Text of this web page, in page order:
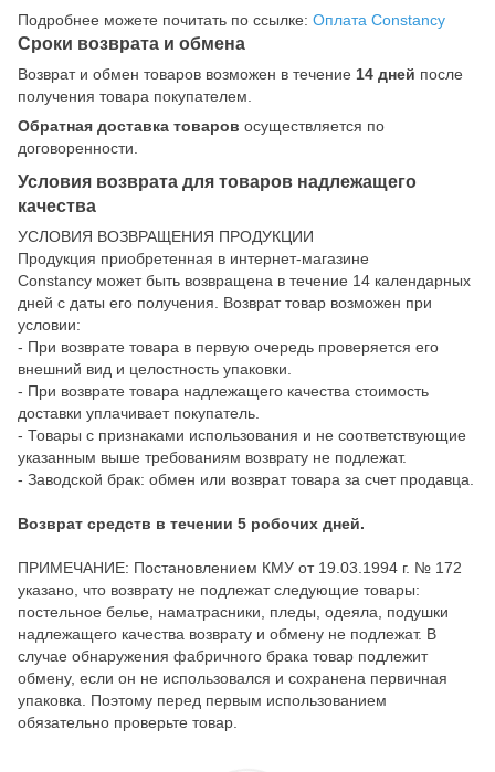
Подробнее можете почитать по ссылке: Оплата Constancy
Сроки возврата и обмена
Возврат и обмен товаров возможен в течение 14 дней после
получения товара покупателем.
Обратная доставка товаров осуществляется по
договоренности.
Условия возврата для товаров надлежащего
качества
УСЛОВИЯ ВОЗВРАЩЕНИЯ ПРОДУКЦИИ
Продукция приобретенная в интернет-магазине
Constancy может быть возвращена в течение 14 календарных
дней с даты его получения. Возврат товар возможен при
условии:
- При возврате товара в первую очередь проверяется его
внешний вид и целостность упаковки.
- При возврате товара надлежащего качества стоимость
доставки уплачивает покупатель.
- Товары с признаками использования и не соответствующие
указанным выше требованиям возврату не подлежат.
- Заводской брак: обмен или возврат товара за счет продавца.
Возврат средств в течении 5 робочих дней.
ПРИМЕЧАНИЕ: Постановлением КМУ от 19.03.1994 г. № 172
указано, что возврату не подлежат следующие товары:
постельное белье, наматрасники, пледы, одеяла, подушки
надлежащего качества возврату и обмену не подлежат. В
случае обнаружения фабричного брака товар подлежит
обмену, если он не использовался и сохранена первичная
упаковка. Поэтому перед первым использованием
обязательно проверьте товар.